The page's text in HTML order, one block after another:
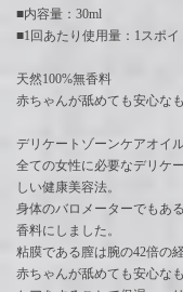
■内容量：30ml
■1回あたり使用量：1スポイ
天然100%無香料
赤ちゃんが舐めても安心な
デリケートゾーンケアオイル
全ての女性に必要なデリケ
しい健康美容法。
身体のバロメーターでもあ
香料にしました。
粘膜である膣は腕の42倍の
赤ちゃんが舐めても安心な